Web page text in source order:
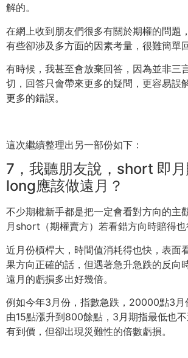
解的。
在網上收到朋友們很多有關於期權的問題
有些卻涉及多方面的因素考量，很難簡單回
有時候，我甚至會放棄回答，因為並非三
切， 回答只會帶來更多的疑問，更容易誤
更多的錯誤。
這次繼續整理出另一部份如下：
7，我聽朋友說，short 即月
long應該做遠月？
不少期權新手都是把一定會看對方向的主
月short（期權賣方）若看錯方向時賠得也
近月份槓桿大，時間值消耗得也快，表面
果方向正確的話，但遇著急升急跌的反向
遠月的虧損多出好幾倍。
例如今年3月份，指數急跌，20000點3月
由15點漲升到800餘點， 3月期指最低也
有到價， 但卻出現災難性的倍數虧損。